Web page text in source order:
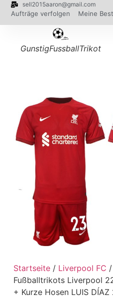
sell2015aaron@gmail.com
Aufträge verfolgen Meine
GunstigFussballTrikot
Startseite/ Liverpool FC
Fußballtrikots Liverpool
+ Kurze Hosen LUIS DÍAZ